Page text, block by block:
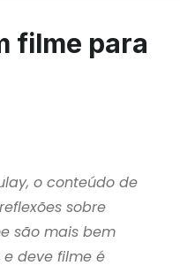
filme para
o conteúdo de
sobre
são mais bem
deve filme é